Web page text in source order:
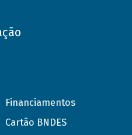
Financiamentos
Cartão BNDES